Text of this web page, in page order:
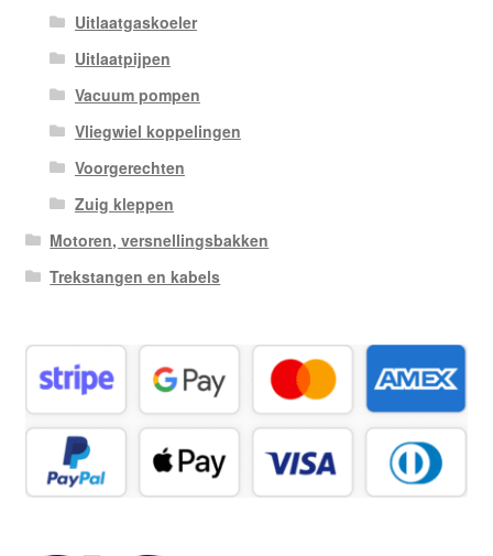
Uitlaatgaskoeler
Uitlaatpijpen
Vacuum pompen
Vliegwiel koppelingen
Voorgerechten
Zuig kleppen
Motoren, versnellingsbakken
Trekstangen en kabels